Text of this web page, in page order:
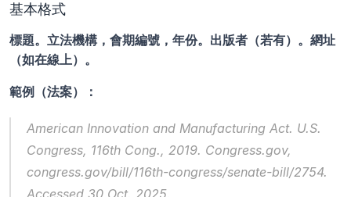
基本格式
標題。立法機構，會期編號，年份。出版者（若有）。網址
（如在線上）。
範例（法案）：
American Innovation and Manufacturing Act. U.S.
Congress, 116th Cong., 2019. Congress.gov,
congress.gov/bill/116th-congress/senate-bill/2754.